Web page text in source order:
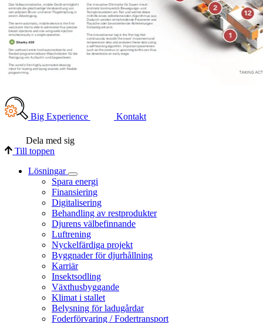
Big Experience Kontakt
Dela med sig
Till toppen
Lösningar
Spara energi
Finansiering
Digitalisering
Behandling av restprodukter
Djurens välbefinnande
Luftrening
Nyckelfärdiga projekt
Byggnader för djurhållning
Karriär
Insektsodling
Växthusbyggande
Klimat i stallet
Belysning för ladugårdar
Foderförvaring / Fodertransport